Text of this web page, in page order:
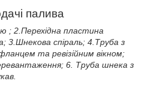
палива
; 2.Перехідна пластина
3.Шнекова спіраль; 4.Труба з
та ревізійним вікном;
6. Труба шнека з